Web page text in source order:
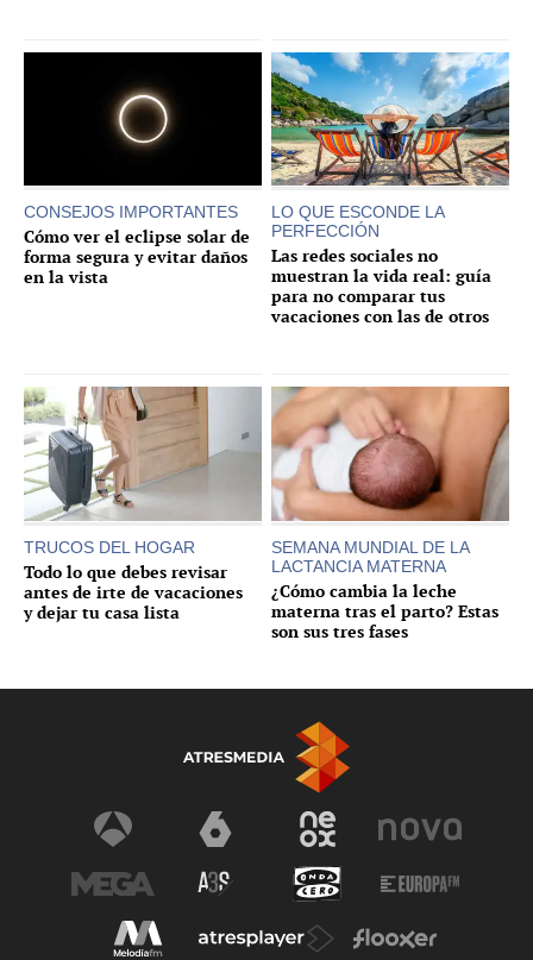
CONSEJOS IMPORTANTES
Cómo ver el eclipse solar de
forma segura y evitar daños
en la vista
LO QUE ESCONDE LA
PERFECCIÓN
Las redes sociales no
muestran la vida real: guía
para no comparar tus
vacaciones con las de otros
TRUCOS DEL HOGAR
Todo lo que debes revisar
antes de irte de vacaciones
y dejar tu casa lista
SEMANA MUNDIAL DE LA
LACTANCIA MATERNA
¿Cómo cambia la leche
materna tras el parto? Estas
son sus tres fases